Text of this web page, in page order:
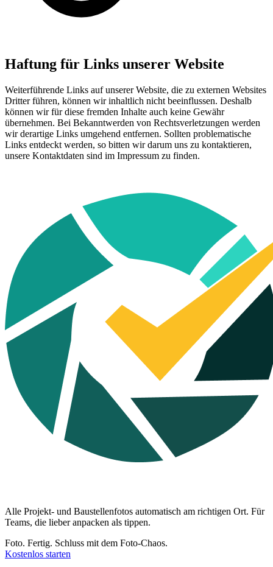
Haftung für Links unserer Website
Weiterführende Links auf unserer Website, die zu externen Websites
Dritter führen, können wir inhaltlich nicht beeinflussen. Deshalb
können wir für diese fremden Inhalte auch keine Gewähr
übernehmen. Bei Bekanntwerden von Rechtsverletzungen werden
wir derartige Links umgehend entfernen. Sollten problematische
Links entdeckt werden, so bitten wir darum uns zu kontaktieren,
unsere Kontaktdaten sind im Impressum zu finden.
Alle Projekt- und Baustellenfotos automatisch am richtigen Ort. Für
Teams, die lieber anpacken als tippen.
Foto. Fertig. Schluss mit dem Foto-Chaos.
Kostenlos starten